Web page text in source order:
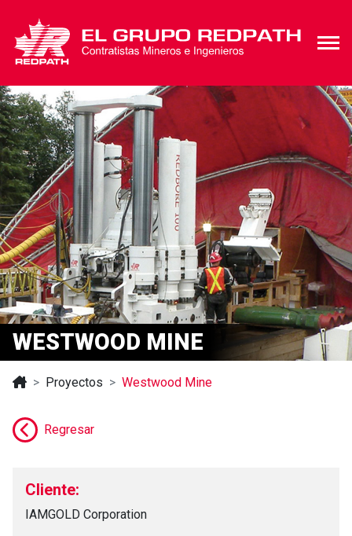
WESTWOOD MINE
Proyectos Westwood Mine
Regresar
Cliente:
IAMGOLD Corporation